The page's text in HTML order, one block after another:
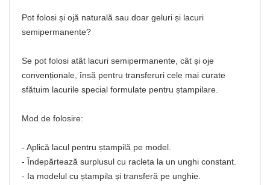
Pot folosi și ojă naturală sau doar geluri și lacuri
semipermanente?
Se pot folosi atât lacuri semipermanente, cât și oje
convenționale, însă pentru transferuri cele mai curate
sfătuim lacurile special formulate pentru ștampilare.
Mod de folosire:
- Aplică lacul pentru ștampilă pe model.
- Îndepărtează surplusul cu racleta la un unghi constant.
- Ia modelul cu ștampila și transferă pe unghie.